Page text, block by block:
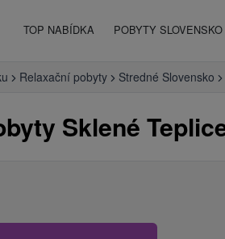
TOP NABÍDKA POBYTY SLOVENSKO
Relaxační pobyty Stredné Slovensko
Sklené